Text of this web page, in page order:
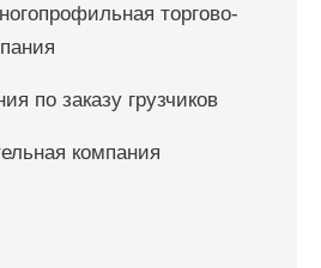
торгово-
по заказу грузчиков
компания